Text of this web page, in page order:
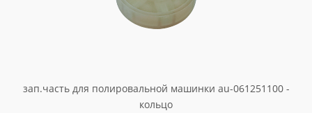
зап.часть для полировальной машинки au-061251100 -
кольцо